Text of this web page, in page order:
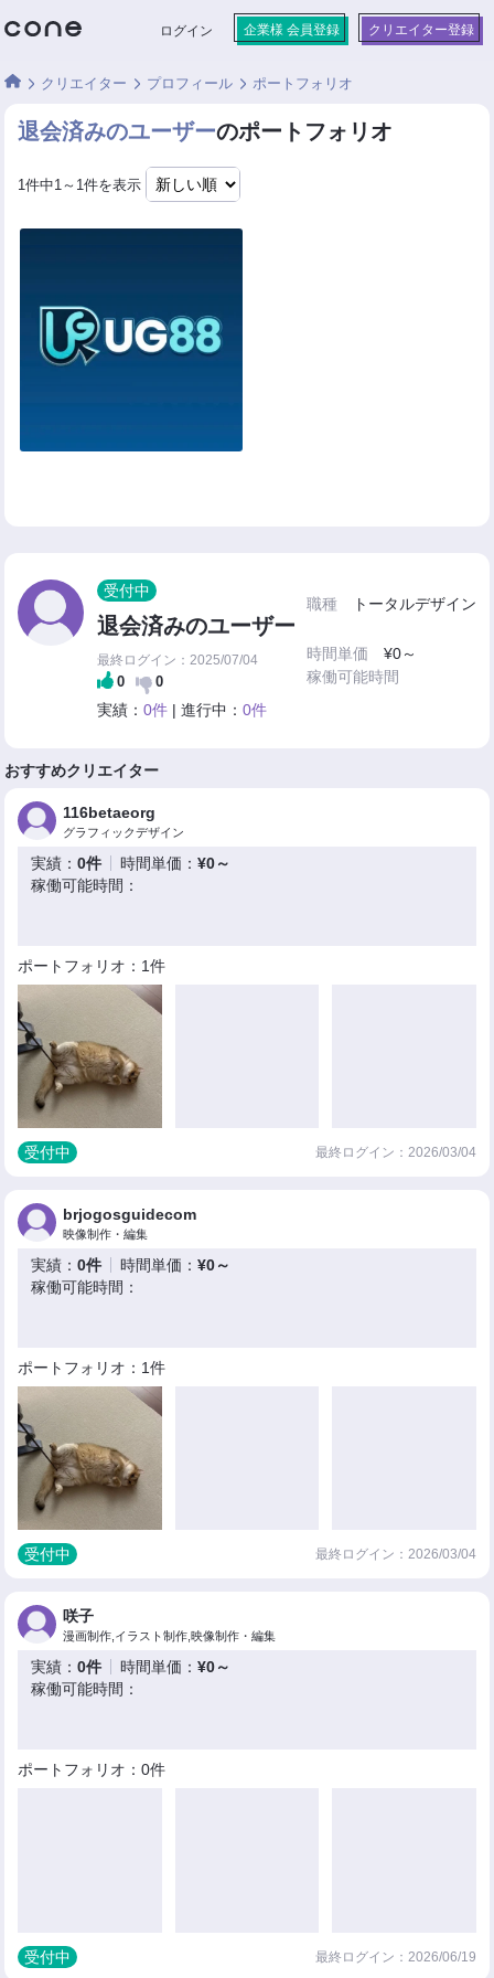
ログイン 企業様 会員登録 クリエイター登録
クリエイター プロフィール ポートフォリオ
退会済みのユーザーのポートフォリオ
1件中1～1件を表示
受付中
退会済みのユーザー
最終ログイン：2025/07/04
0 0
実績：0件 | 進行中：0件
職種 トータルデザイン
時間単価 ¥0～
稼働可能時間
おすすめクリエイター
116betaeorg
グラフィックデザイン
実績：0件 時間単価：¥0～
稼働可能時間：
ポートフォリオ：1件
受付中 最終ログイン：2026/03/04
brjogosguidecom
映像制作・編集
実績：0件 時間単価：¥0～
稼働可能時間：
ポートフォリオ：1件
受付中 最終ログイン：2026/03/04
咲子
漫画制作,イラスト制作,映像制作・編集
実績：0件 時間単価：¥0～
稼働可能時間：
ポートフォリオ：0件
受付中 最終ログイン：2026/06/19